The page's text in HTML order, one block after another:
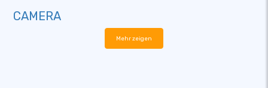
CAMERA
Mehr zeigen